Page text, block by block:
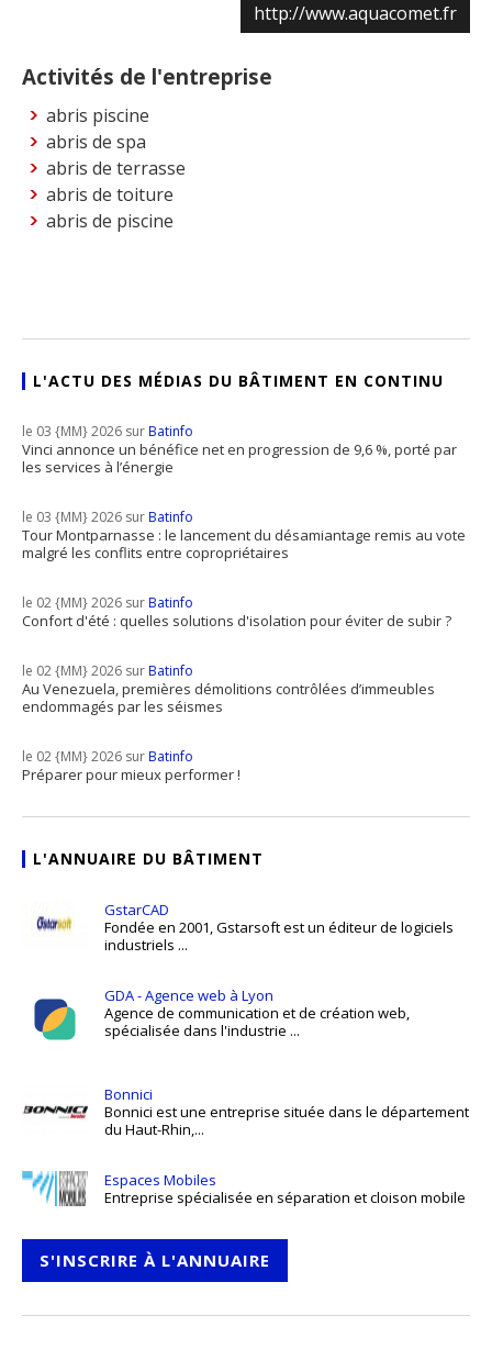
http://www.aquacomet.fr
Activités de l'entreprise
abris piscine
abris de spa
abris de terrasse
abris de toiture
abris de piscine
L'ACTU DES MÉDIAS DU BÂTIMENT EN CONTINU
le 03 {MM} 2026 surBatinfo
Vinci annonce un bénéfice net en progression de 9,6 %, porté par
les services à l’énergie
le 03 {MM} 2026 surBatinfo
Tour Montparnasse : le lancement du désamiantage remis au vote
malgré les conflits entre copropriétaires
le 02 {MM} 2026 surBatinfo
Confort d'été : quelles solutions d'isolation pour éviter de subir ?
le 02 {MM} 2026 surBatinfo
Au Venezuela, premières démolitions contrôlées d’immeubles
endommagés par les séismes
le 02 {MM} 2026 surBatinfo
Préparer pour mieux performer !
L'ANNUAIRE DU BÂTIMENT
GstarCAD
Fondée en 2001, Gstarsoft est un éditeur de logiciels
industriels ...
GDA - Agence web à Lyon
Agence de communication et de création web,
spécialisée dans l'industrie ...
Bonnici
Bonnici est une entreprise située dans le département
du Haut-Rhin,...
Espaces Mobiles
Entreprise spécialisée en séparation et cloison mobile
S'INSCRIRE À L'ANNUAIRE